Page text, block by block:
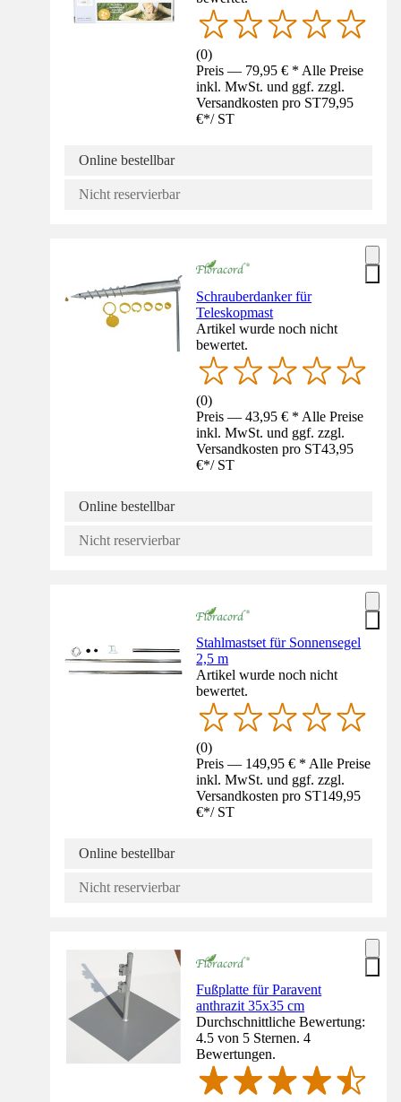
(0)
Preis — 79,95 € * Alle Preise
inkl. MwSt. und ggf. zzgl.
Versandkosten pro ST79,95
€*/ ST
Online bestellbar
Nicht reservierbar
Schrauberdanker für
Teleskopmast
Artikel wurde noch nicht
bewertet.
(0)
Preis — 43,95 € * Alle Preise
inkl. MwSt. und ggf. zzgl.
Versandkosten pro ST43,95
€*/ ST
Online bestellbar
Nicht reservierbar
Stahlmastset für Sonnensegel
2,5 m
Artikel wurde noch nicht
bewertet.
(0)
Preis — 149,95 € * Alle Preise
inkl. MwSt. und ggf. zzgl.
Versandkosten pro ST149,95
€*/ ST
Online bestellbar
Nicht reservierbar
Fußplatte für Paravent
anthrazit 35x35 cm
Durchschnittliche Bewertung:
4.5 von 5 Sternen. 4
Bewertungen.